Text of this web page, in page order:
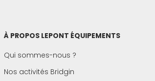
À PROPOS LEPONT ÉQUIPEMENTS
Qui sommes-nous ?
Nos activités Bridgin